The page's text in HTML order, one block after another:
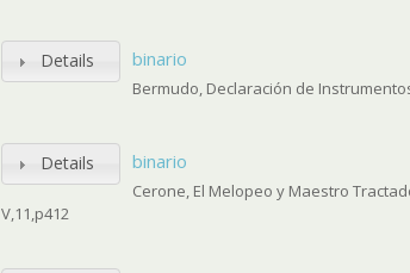
Details binario
Bermudo, Declaración de
Details binario
Cerone, El Melopeo y Maestro
V,11,p412